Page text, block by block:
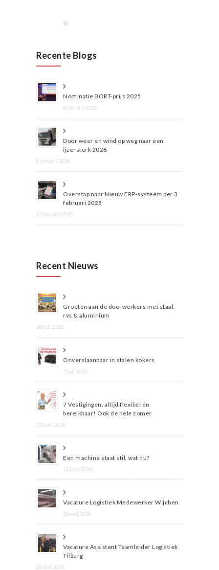
Recente Blogs
Nominatie BORT-prijs 2025
8 januari 2026
Door weer en wind op weg naar een
ijzersterk 2026
8 januari 2026
Overstap naar Nieuw ERP-systeem per 3
februari 2025
17 januari 2025
Recent Nieuws
Groeten aan de doorwerkers met staal,
rvs & aluminium
28 juli 2026
Onverslaanbaar in stalen kokers
7 juli 2026
7 Vestigingen, altijd flexibel én
bereikbaar! Ook de hele zomer
25 juni 2026
Een machine staat stil, wat nu?
11 juni 2026
Vacature Logistiek Medewerker Wijchen
26 mei 2026
Vacature Assistent Teamleider Logistiek
Tilburg
26 mei 2026